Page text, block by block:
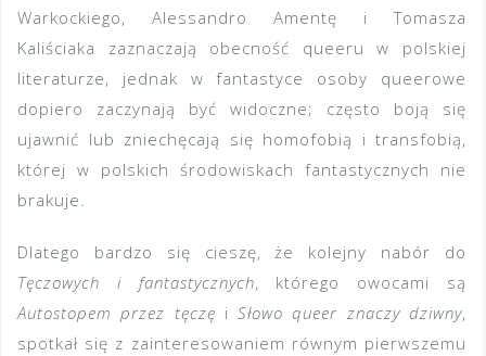
Warkockiego, Alessandro Amentę i Tomasza
Kaliściaka zaznaczają obecność queeru w polskiej
literaturze, jednak w fantastyce osoby queerowe
dopiero zaczynają być widoczne; często boją się
ujawnić lub zniechęcają się homofobią i transfobią,
której w polskich środowiskach fantastycznych nie
brakuje.
Dlatego bardzo się cieszę, że kolejny nabór do
Tęczowych i fantastycznych, którego owocami są
Autostopem przez tęczę iSłowo queer znaczy dziwny,
spotkał się z zainteresowaniem równym pierwszemu